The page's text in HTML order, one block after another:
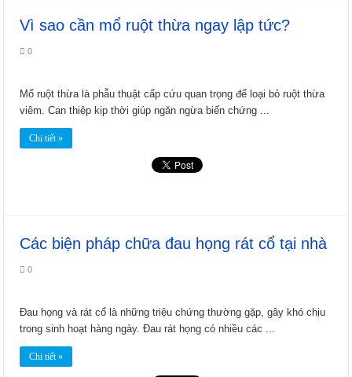
Vì sao cần mổ ruột thừa ngay lập tức?
0
Mổ ruột thừa là phẫu thuật cấp cứu quan trọng để loại bỏ ruột thừa
viêm. Can thiệp kịp thời giúp ngăn ngừa biến chứng ...
Chi tiết »
Các biện pháp chữa đau họng rát cổ tại nhà
0
Đau họng và rát cổ là những triệu chứng thường gặp, gây khó chịu
trong sinh hoạt hàng ngày. Đau rát họng có nhiều các ...
Chi tiết »